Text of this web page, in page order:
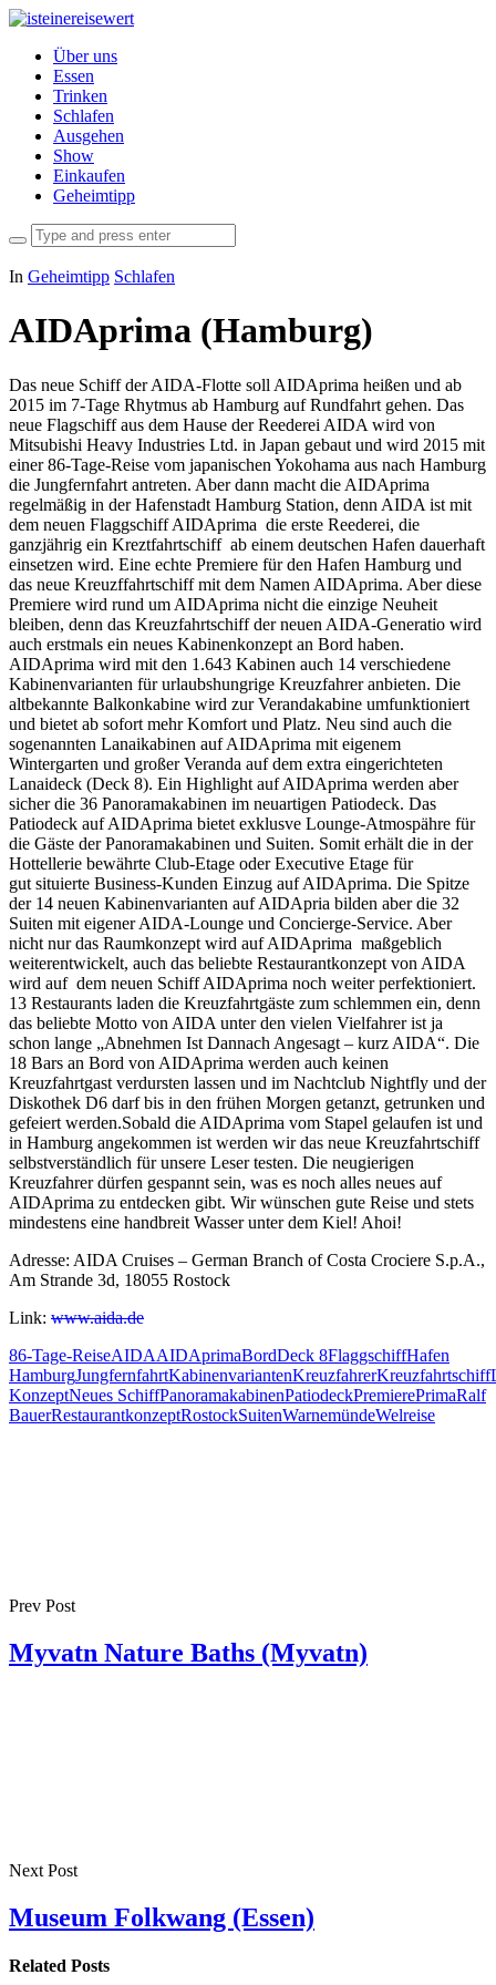
Über uns
Essen
Trinken
Schlafen
Ausgehen
Show
Einkaufen
Geheimtipp
In Geheimtipp Schlafen
AIDAprima (Hamburg)
Das neue Schiff der AIDA-Flotte soll AIDAprima heißen und ab
2015 im 7-Tage Rhytmus ab Hamburg auf Rundfahrt gehen. Das
neue Flagschiff aus dem Hause der Reederei AIDA wird von
Mitsubishi Heavy Industries Ltd. in Japan gebaut und wird 2015 mit
einer 86-Tage-Reise vom japanischen Yokohama aus nach Hamburg
die Jungfernfahrt antreten. Aber dann macht die AIDAprima
regelmäßig in der Hafenstadt Hamburg Station, denn AIDA ist mit
dem neuen Flaggschiff AIDAprima die erste Reederei, die
ganzjährig ein Kreztfahrtschiff ab einem deutschen Hafen dauerhaft
einsetzen wird. Eine echte Premiere für den Hafen Hamburg und
das neue Kreuzffahrtschiff mit dem Namen AIDAprima. Aber diese
Premiere wird rund um AIDAprima nicht die einzige Neuheit
bleiben, denn das Kreuzfahrtschiff der neuen AIDA-Generatio wird
auch erstmals ein neues Kabinenkonzept an Bord haben.
AIDAprima wird mit den 1.643 Kabinen auch 14 verschiedene
Kabinenvarianten für urlaubshungrige Kreuzfahrer anbieten. Die
altbekannte Balkonkabine wird zur Verandakabine umfunktioniert
und bietet ab sofort mehr Komfort und Platz. Neu sind auch die
sogenannten Lanaikabinen auf AIDAprima mit eigenem
Wintergarten und großer Veranda auf dem extra eingerichteten
Lanaideck (Deck 8). Ein Highlight auf AIDAprima werden aber
sicher die 36 Panoramakabinen im neuartigen Patiodeck. Das
Patiodeck auf AIDAprima bietet exklusve Lounge-Atmospähre für
die Gäste der Panoramakabinen und Suiten. Somit erhält die in der
Hottellerie bewährte Club-Etage oder Executive Etage für
gut situierte Business-Kunden Einzug auf AIDAprima. Die Spitze
der 14 neuen Kabinenvarianten auf AIDApria bilden aber die 32
Suiten mit eigener AIDA-Lounge und Concierge-Service. Aber
nicht nur das Raumkonzept wird auf AIDAprima maßgeblich
weiterentwickelt, auch das beliebte Restaurantkonzept von AIDA
wird auf dem neuen Schiff AIDAprima noch weiter perfektioniert.
13 Restaurants laden die Kreuzfahrtgäste zum schlemmen ein, denn
das beliebte Motto von AIDA unter den vielen Vielfahrer ist ja
schon lange „Abnehmen Ist Dannach Angesagt – kurz AIDA“. Die
18 Bars an Bord von AIDAprima werden auch keinen
Kreuzfahrtgast verdursten lassen und im Nachtclub Nightfly und der
Diskothek D6 darf bis in den frühen Morgen getanzt, getrunken und
gefeiert werden.Sobald die AIDAprima vom Stapel gelaufen ist und
in Hamburg angekommen ist werden wir das neue Kreuzfahrtschiff
selbstverständlich für unsere Leser testen. Die neugierigen
Kreuzfahrer dürfen gespannt sein, was es noch alles neues auf
AIDAprima zu entdecken gibt. Wir wünschen gute Reise und stets
mindestens eine handbreit Wasser unter dem Kiel! Ahoi!
Adresse: AIDA Cruises – German Branch of Costa Crociere S.p.A.,
Am Strande 3d, 18055 Rostock
Link: www.aida.de
86-Tage-ReiseAIDAAIDAprimaBordDeck 8FlaggschiffHafen
HamburgJungfernfahrtKabinenvariantenKreuzfahrerKreuzfahrtschiff
KonzeptNeues SchiffPanoramakabinenPatiodeckPremierePrimaRalf
BauerRestaurantkonzeptRostockSuitenWarnemündeWelreise
Prev Post
Myvatn Nature Baths (Myvatn)
Next Post
Museum Folkwang (Essen)
Related Posts